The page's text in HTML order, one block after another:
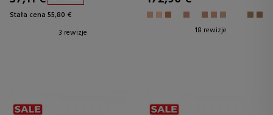
Stała cena 55,80 €
3 rewizje
18 rewizje